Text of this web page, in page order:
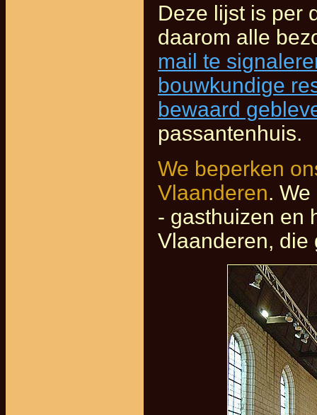
Deze lijst is per
daarom alle
mail te
bouwkundige
bewaard
passantenhuis.
We beperken
Vlaanderen.
- gasthuizen en
Vlaanderen, die